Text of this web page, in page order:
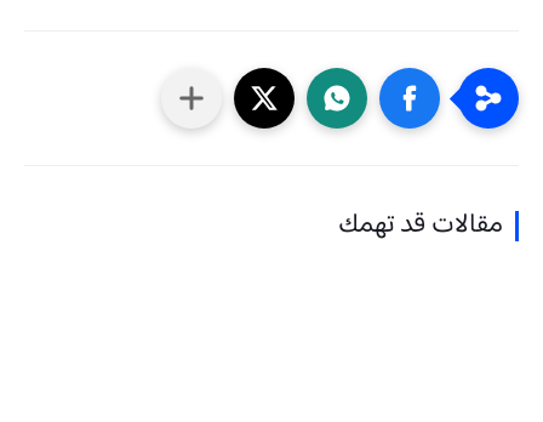
مقالات قد تهمك